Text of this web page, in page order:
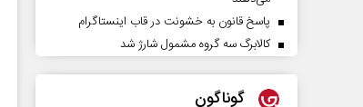
پاسخ قانون به خشونت در قاب اینستاگرام
کالابرگ سه گروه مشمول شارژ شد
گوناگون